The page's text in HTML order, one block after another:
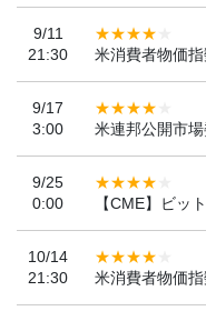
9/11
21:30
米消費者物価
9/17
3:00
米連邦公開市
9/25
0:00
【CME】ビッ
10/14
21:30
米消費者物価